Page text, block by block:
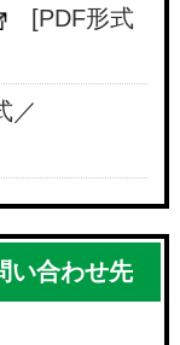
[PDF形式
／
い合わせ先